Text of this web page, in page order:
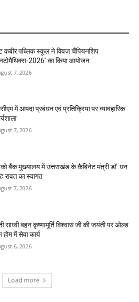
कबीर पब्लिक स्कूल ने क्विज चैंपियनशिप
2026’ का किया आयोजन
7, 2026
में आपदा प्रबंधन एवं प्रतिक्रिया पर व्यावहारिक
7, 2026
बैंक मुख्यालय में उत्तराखंड के कैबिनेट मंत्री डॉ. धन
रावत का स्वागत
7, 2026
साध्वी बहन कृष्णामूर्ति विश्वास जी की जयंती पर ओल्ड
होम में सेवा कार्य
6, 2026
Load more